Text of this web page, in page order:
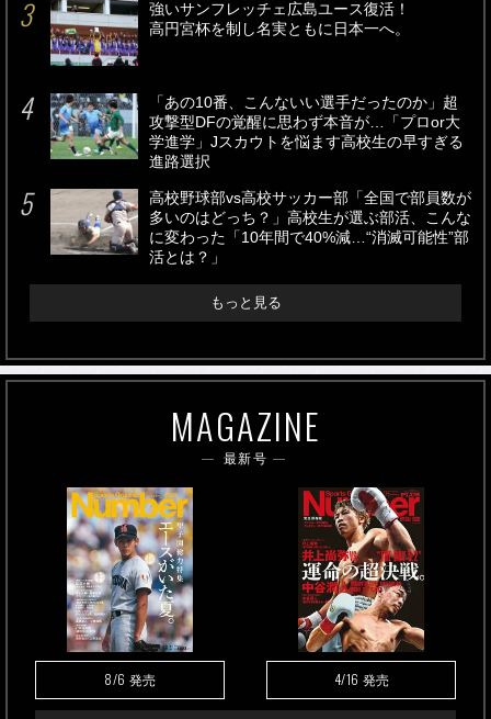
強いサンフレッチェ広島ユース復活！
高円宮杯を制し名実ともに日本一へ。
「あの10番、こんないい選手だったのか」超
攻撃型DFの覚醒に思わず本音が…「プロor大
学進学」Jスカウトを悩ます高校生の早すぎる
進路選択
高校野球部vs高校サッカー部「全国で部員数が
多いのはどっち？」高校生が選ぶ部活、こんな
に変わった「10年間で40%減…“消滅可能性”部
活とは？」
もっと見る
MAGAZINE
最新号
8/6 発売 4/16 発売